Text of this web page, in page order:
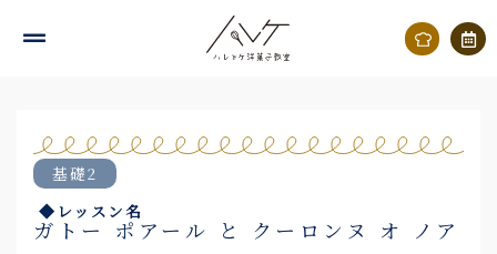
基礎2
◆レッスン名
ガトー ポアール と クーロンヌ オ ノア